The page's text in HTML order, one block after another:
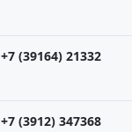
+7 (39164) 21332
+7 (3912) 347368